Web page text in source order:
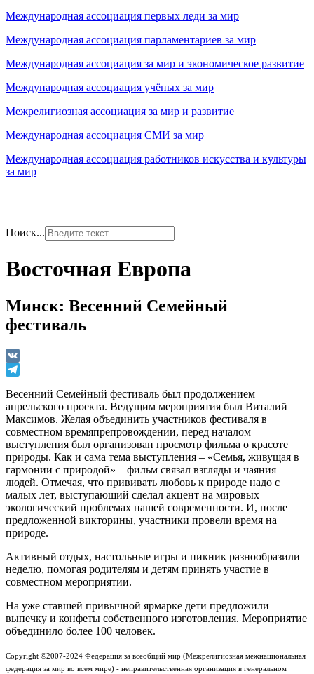
Международная ассоциация первых леди за мир
Международная ассоциация парламентариев за мир
Международная ассоциация за мир и экономическое развитие
Международная ассоциация учёных за мир
Межрелигиозная ассоциация за мир и развитие
Международная ассоциация СМИ за мир
Международная ассоциация работников искусства и культуры
за мир
Поиск...
Восточная Европа
Минск: Весенний Семейный
фестиваль
VK
Весенний Семейный фестиваль был продолжением
апрельского проекта. Ведущим мероприятия был Виталий
Максимов. Желая объединить участников фестиваля в
совместном времяпрепровождении, перед началом
выступления был организован просмотр фильма о красоте
природы. Как и сама тема выступления – «Семья, живущая в
гармонии с природой» – фильм связал взгляды и чаяния
людей. Отмечая, что прививать любовь к природе надо с
малых лет, выступающий сделал акцент на мировых
экологический проблемах нашей современности. И, после
предложенной викторины, участники провели время на
природе.
Активный отдых, настольные игры и пикник разнообразили
неделю, помогая родителям и детям принять участие в
совместном мероприятии.
На уже ставшей привычной ярмарке дети предложили
выпечку и конфеты собственного изготовления. Мероприятие
объединило более 100 человек.
Copyright ©2007-2024 Федерация за всеобщий мир (Межрелигиозная межнациональная
федерация за мир во всем мире) - неправительственная организация в генеральном